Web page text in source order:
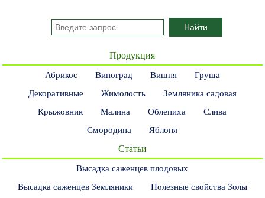
Продукция
Абрикос Виноград Вишня
Груша
Декоративные
Жимолость
Земляника садовая
Крыжовник
Малина Облепиха
Слива
Смородина
Яблоня
Статьи
Высадка саженцев плодовых
Высадка саженцев Земляники
Полезные свойства Золы